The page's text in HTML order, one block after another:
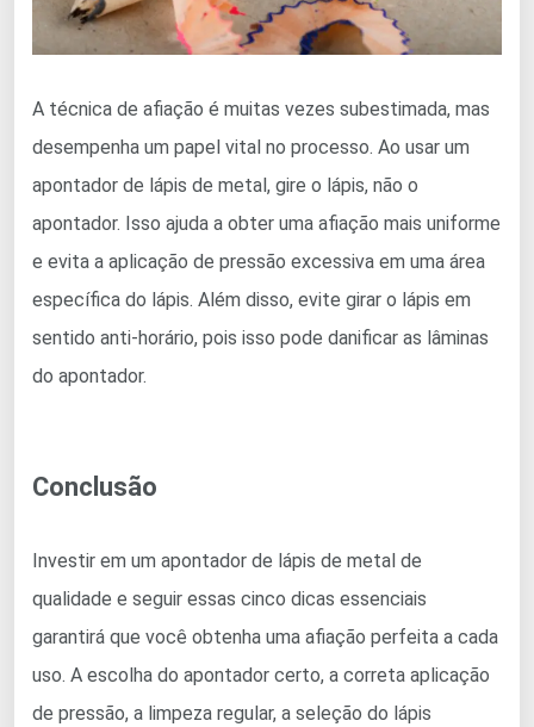
A técnica de afiação é muitas vezes subestimada, mas
desempenha um papel vital no processo. Ao usar um
apontador de lápis de metal, gire o lápis, não o
apontador. Isso ajuda a obter uma afiação mais uniforme
e evita a aplicação de pressão excessiva em uma área
específica do lápis. Além disso, evite girar o lápis em
sentido anti-horário, pois isso pode danificar as lâminas
do apontador.
Conclusão
Investir em um apontador de lápis de metal de
qualidade e seguir essas cinco dicas essenciais
garantirá que você obtenha uma afiação perfeita a cada
uso. A escolha do apontador certo, a correta aplicação
de pressão, a limpeza regular, a seleção do lápis